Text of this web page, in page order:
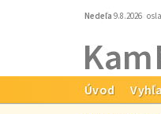
Nedeľa 9.8.2026
Kam
Úvod